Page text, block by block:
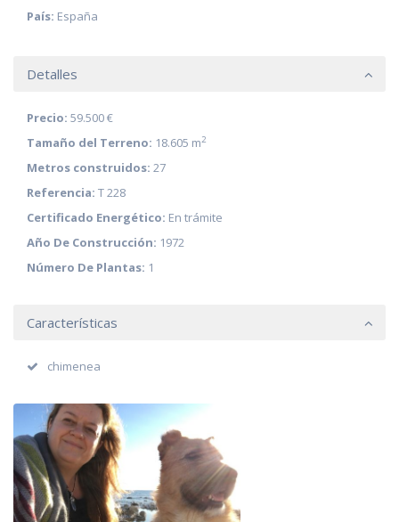
País: España
Detalles
Precio: 59.500 €
Tamaño del Terreno: 18.605 m2
Metros construidos: 27
Referencia: T 228
Certificado Energético: En trámite
Año De Construcción: 1972
Número De Plantas: 1
Características
chimenea